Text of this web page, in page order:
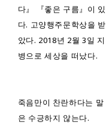
다』 『좋은 구름』이 있
다. 고양행주문학상을 받
았다. 2018년 2월 3일 지
병으로 세상을 떠났다.
죽음만이 찬란하다는 말
은 수긍하지 않는다.